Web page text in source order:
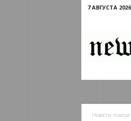
7 АВГУСТА 2026
Новости покера